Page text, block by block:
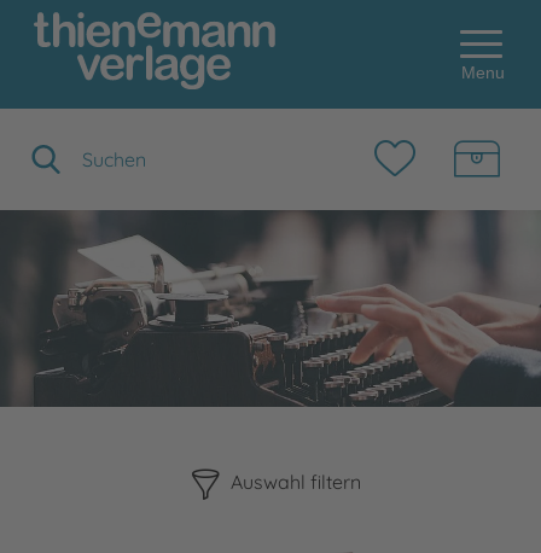
Menu
Auswahl filtern